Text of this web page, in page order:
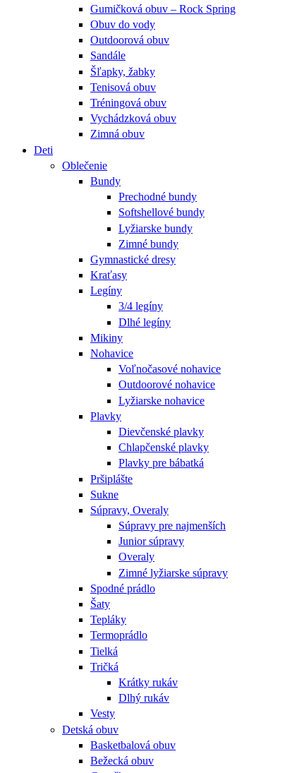
Gumičková obuv – Rock Spring
Obuv do vody
Outdoorová obuv
Sandále
Šľapky, žabky
Tenisová obuv
Tréningová obuv
Vychádzková obuv
Zimná obuv
Deti
Oblečenie
Bundy
Prechodné bundy
Softshellové bundy
Lyžiarske bundy
Zimné bundy
Gymnastické dresy
Kraťasy
Legíny
3/4 legíny
Dlhé legíny
Mikiny
Nohavice
Voľnočasové nohavice
Outdoorové nohavice
Lyžiarske nohavice
Plavky
Dievčenské plavky
Chlapčenské plavky
Plavky pre bábatká
Pršiplášte
Sukne
Súpravy, Overaly
Súpravy pre najmenších
Junior súpravy
Overaly
Zimné lyžiarske súpravy
Spodné prádlo
Šaty
Tepláky
Termoprádlo
Tielká
Tričká
Krátky rukáv
Dlhý rukáv
Vesty
Detská obuv
Basketbalová obuv
Bežecká obuv